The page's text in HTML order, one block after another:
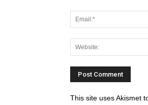
This site uses Akismet